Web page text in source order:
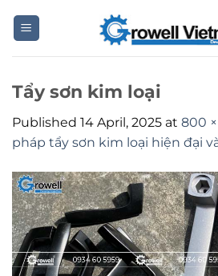
Tẩy sơn kim loại
Published 14 April, 2025 at 800
pháp tẩy sơn kim loại hiện đại